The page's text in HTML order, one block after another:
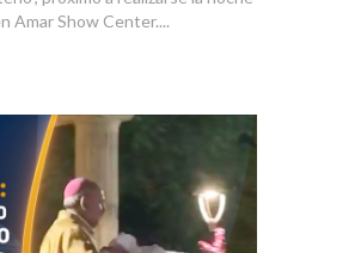
Amar Show Center....